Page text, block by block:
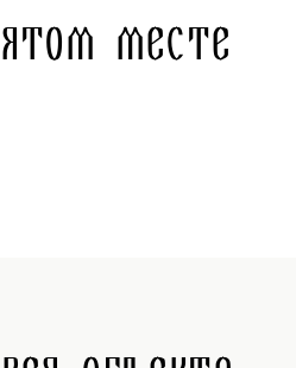
месте